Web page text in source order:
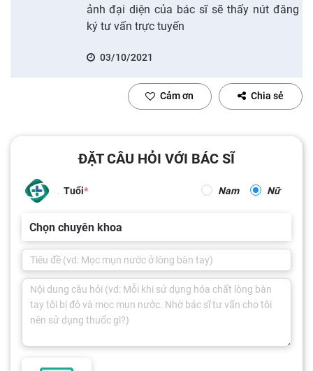
ảnh đại diện của bác sĩ sẽ thấy nút đăng
ký tư vấn trực tuyến
03/10/2021
Cảm ơn Chia sẻ
ĐẶT CÂU HỎI VỚI BÁC SĨ
Tuổi Nam Nữ
Chọn chuyên khoa